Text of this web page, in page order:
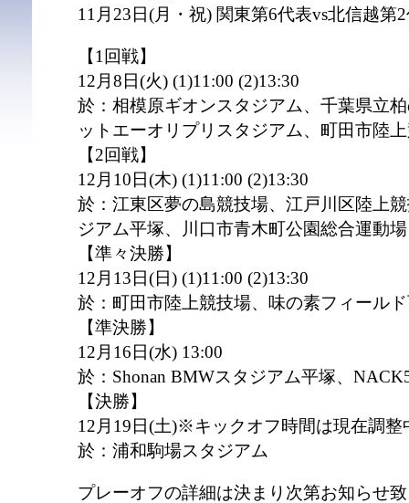
11月23日(月・祝) 関東第6代表vs北信越第
【1回戦】
12月8日(火) (1)11:00 (2)13:30
於：相模原ギオンスタジアム、千葉県立
ットエーオリプリスタジアム、町田市陸
【2回戦】
12月10日(木) (1)11:00 (2)13:30
於：江東区夢の島競技場、江戸川区陸上
ジアム平塚、川口市青木町公園総合運動場
【準々決勝】
12月13日(日) (1)11:00 (2)13:30
於：町田市陸上競技場、味の素フィール
【準決勝】
12月16日(水) 13:00
於：Shonan BMWスタジアム平塚、
【決勝】
12月19日(土)※キックオフ時間は現在調整
於：浦和駒場スタジアム
プレーオフの詳細は決まり次第お知らせ